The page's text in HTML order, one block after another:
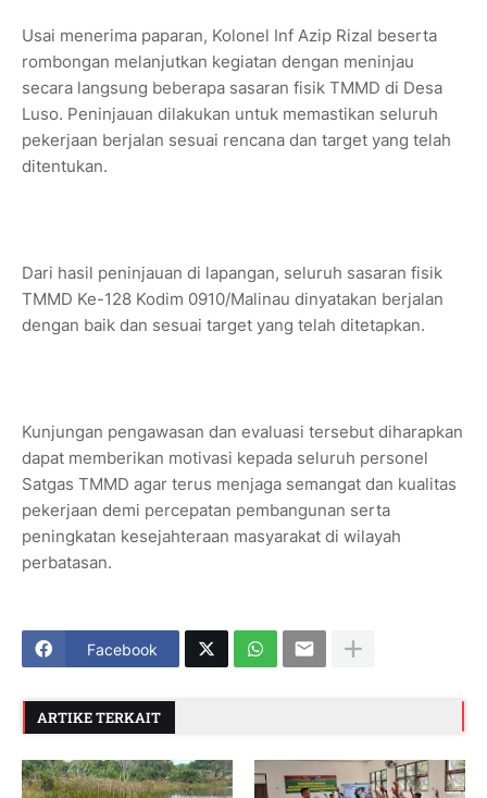
Usai menerima paparan, Kolonel Inf Azip Rizal beserta
rombongan melanjutkan kegiatan dengan meninjau
secara langsung beberapa sasaran fisik TMMD di Desa
Luso. Peninjauan dilakukan untuk memastikan seluruh
pekerjaan berjalan sesuai rencana dan target yang telah
ditentukan.
Dari hasil peninjauan di lapangan, seluruh sasaran fisik
TMMD Ke-128 Kodim 0910/Malinau dinyatakan berjalan
dengan baik dan sesuai target yang telah ditetapkan.
Kunjungan pengawasan dan evaluasi tersebut diharapkan
dapat memberikan motivasi kepada seluruh personel
Satgas TMMD agar terus menjaga semangat dan kualitas
pekerjaan demi percepatan pembangunan serta
peningkatan kesejahteraan masyarakat di wilayah
perbatasan.
Facebook
ARTIKE TERKAIT